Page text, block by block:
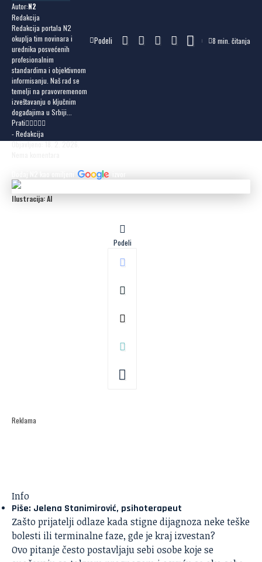
Autor:N2
Redakcija
Redakcija portala N2
okuplja tim novinara i
urednika posvećenih
profesionalnim
standardima i objektivnom
informisanju. Naš rad se
temelji na pravovremenom
izveštavanju o ključnim
događajima u Srbiji...
Prati
- Redakcija
Objavljeno: 18. 2. 2026.
Podeli 8 min. čitanja
Ilustracija: AI
Podeli
Reklama
Info
Piše: Jelena Stanimirović, psihoterapeut
Zašto prijatelji odlaze kada stigne dijagnoza neke teške
bolesti ili terminalne faze, gde je kraj izvestan?
Ovo pitanje često postavljaju sebi osobe koje se